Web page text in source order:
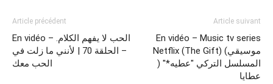
Article précédent
En vidéo – .الحب لا يفهم الكلام
– الحلقة 70 | لأنني ما زلت في
الحب معك
Article suivant
En vidéo – Music tv series
Netflix (The Gift) (موسيقي
المسلسل التركي "عطيه*" (
عطايا